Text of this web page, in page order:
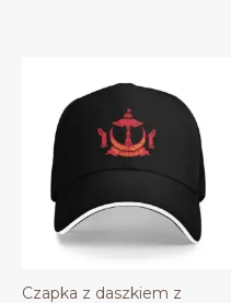
Czapka z daszkiem z